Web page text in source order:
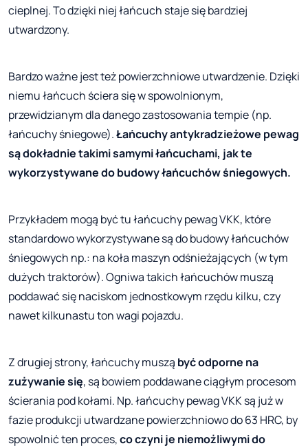
cieplnej. To dzięki niej łańcuch staje się bardziej
utwardzony.
Bardzo ważne jest też powierzchniowe utwardzenie. Dzięki
niemu łańcuch ściera się w spowolnionym,
przewidzianym dla danego zastosowania tempie (np.
łańcuchy śniegowe).Łańcuchy antykradzieżowe pewag
są dokładnie takimi samymi łańcuchami, jak te
wykorzystywane do budowy łańcuchów śniegowych.
Przykładem mogą być tu łańcuchy pewag VKK, które
standardowo wykorzystywane są do budowy łańcuchów
śniegowych np.: na koła maszyn odśnieżających (w tym
dużych traktorów). Ogniwa takich łańcuchów muszą
poddawać się naciskom jednostkowym rzędu kilku, czy
nawet kilkunastu ton wagi pojazdu.
Z drugiej strony, łańcuchy muszą być odporne na
zużywanie się, są bowiem poddawane ciągłym procesom
ścierania pod kołami. Np. łańcuchy pewag VKK są już w
fazie produkcji utwardzane powierzchniowo do 63 HRC, by
spowolnić ten proces,co czyni je niemożliwymi do